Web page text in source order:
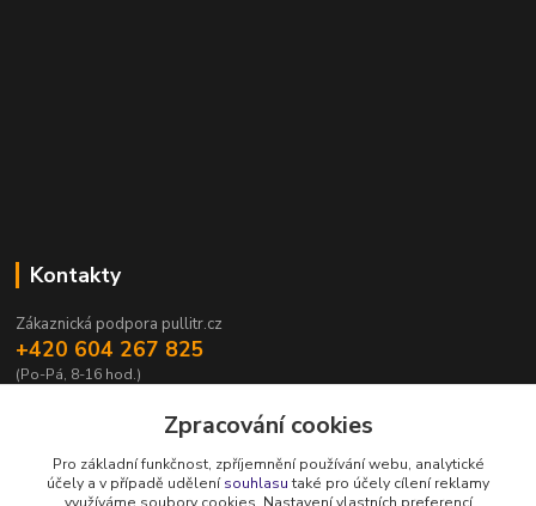
Kontakty
Zákaznická podpora pullitr.cz
+420 604 267 825
(Po-Pá, 8-16 hod.)
Zpracování cookies
Pro základní funkčnost, zpříjemnění používání webu, analytické
účely a v případě udělenísouhlasutaké pro účely cílení reklamy